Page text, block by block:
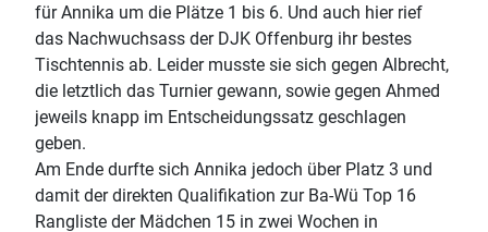
für Annika um die Plätze 1 bis 6. Und auch hier rief
das Nachwuchsass der DJK Offenburg ihr bestes
Tischtennis ab. Leider musste sie sich gegen Albrecht,
die letztlich das Turnier gewann, sowie gegen Ahmed
jeweils knapp im Entscheidungssatz geschlagen
geben.
Am Ende durfte sich Annika jedoch über Platz 3 und
damit der direkten Qualifikation zur Ba-Wü Top 16
Rangliste der Mädchen 15 in zwei Wochen in